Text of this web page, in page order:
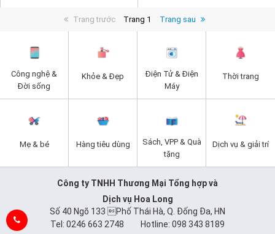
Trang trước Trang 1 Trang sau
Công nghệ &
Đời sống
Khỏe & Đẹp
Điện Tử & Điện
Máy
Thời trang
Mẹ & bé Hàng tiêu dùng
Sách, VPP & Quà
tặng
Dịch vụ & giải trí
Công ty TNHH Thương Mại Tổng hợp và
Dịch vụ Hoa Long
Số 40 Ngõ 133 Phố Thái Hà, Q. Đống Đa, HN
Tel: 0246 663 2748 Hotline: 098 343 8189